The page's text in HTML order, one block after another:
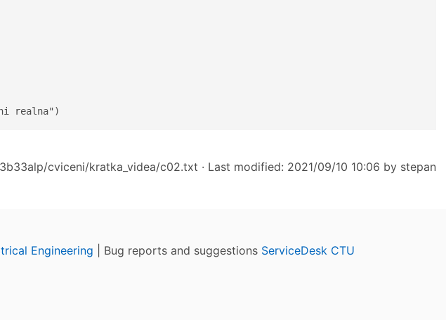
realna")
cviceni/kratka_videa/c02.txt · Last modified: 2021/09/10 10:06 by stepan
Engineering | Bug reports and suggestions ServiceDesk CTU